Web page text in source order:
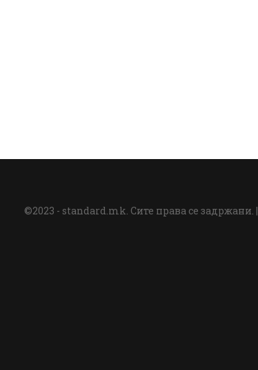
©2023 - standard.mk. Сите права се задржани. |